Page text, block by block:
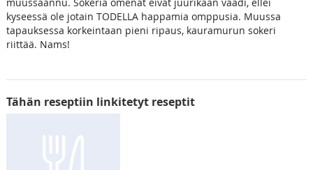
kyseessä ole jotain TODELLA happamia omppusia. Muussa
tapauksessa korkeintaan pieni ripaus, kauramurun sokeri
riittää. Nams!
Tähän reseptiin linkitetyt reseptit